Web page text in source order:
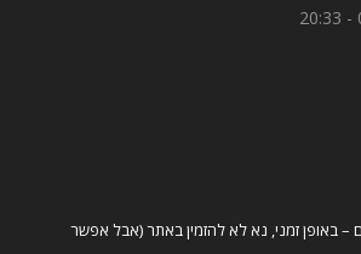
– באופן זמני, נא לא להזמין באתר (אבל אפשר